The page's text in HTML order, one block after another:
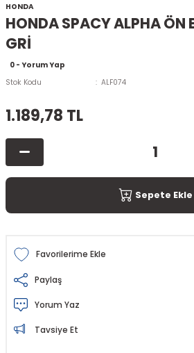
HONDA
HONDA SPACY ALPHA ÖN
GRİ
0 - Yorum Yap
Stok Kodu
ALF074
1.189,78 TL
Sepete Ekle
Paylaş
Yorum Yaz
Tavsiye Et